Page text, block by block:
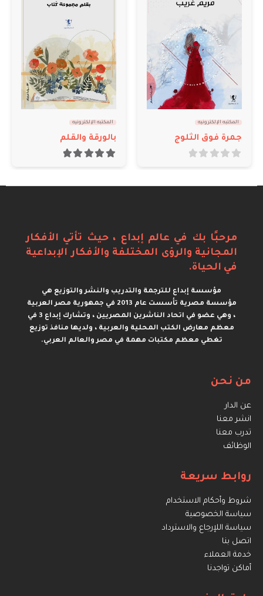
المكتبه الإلكترونيه
بالورقة والقلم
الصوفية دين الحب
0
out of 5
مرحبًا بك في عالم إبداع ، حيث تأتي الأفكار
المجانية والرؤى المختلفة والأفكار الإبداعية
في الحياة.
مؤسسة إبداع للترجمة والتدريب والنشر والتوزيع هي
مؤسسة مصرية تأسست عام 2013 في جمهورية مصر العربية
، وهي عضو في اتحاد الناشرين المصريين ، وتشارك إبداع 3 في
معظم معارض الكتب المحلية والعربية ، ولديها منافذ توزيع
تغطي معظم مكتبات مهمة في مصر والعالم العربي.
من نحن
عن الدار
انشر معنا
تدرب معنا
الوظائف
روابط سريعة
شروط وأحكام الاستخدام
سياسة الخصوصية
سياسة اللإرجاع والاسترداد
اتصل بنا
خدمة العملاء
أماكن تواجدنا